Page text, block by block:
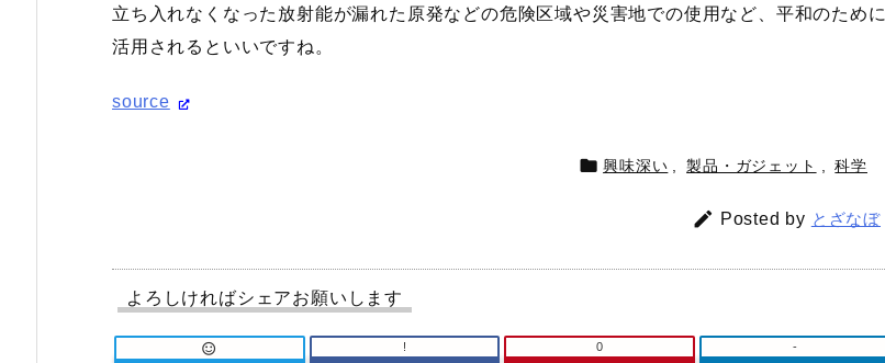
立ち入れなくなった放射能が漏れた原発などの危険区域や災害地での使用など、平和のために
活用されるといいですね。
source
 興味深い , 製品・ガジェット , 科学
 Posted by とざなぼ
よろしければシェアお願いします
 ! 0 -